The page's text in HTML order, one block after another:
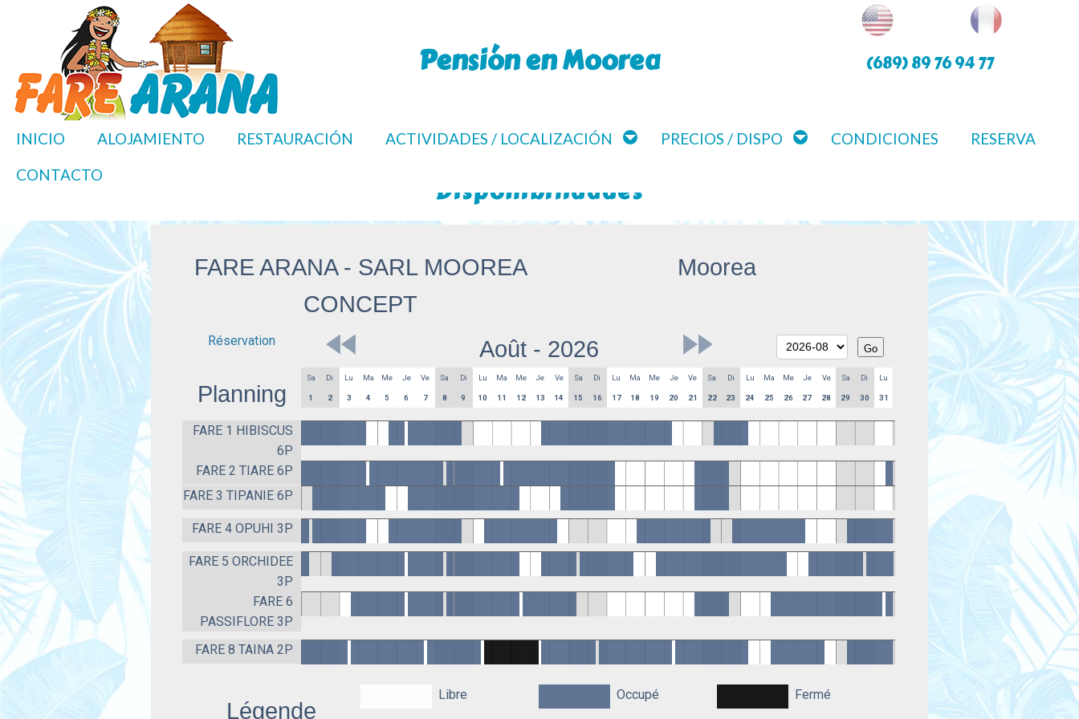
Pensión en Moorea (689) 89 76 94 77
INICIO ALOJAMIENTO RESTAURACIÓN ACTIVIDADES / LOCALIZACIÓN PRECIOS / DISPO CONDICIONES
RESERVA
CONTACTO
Disponibilidades